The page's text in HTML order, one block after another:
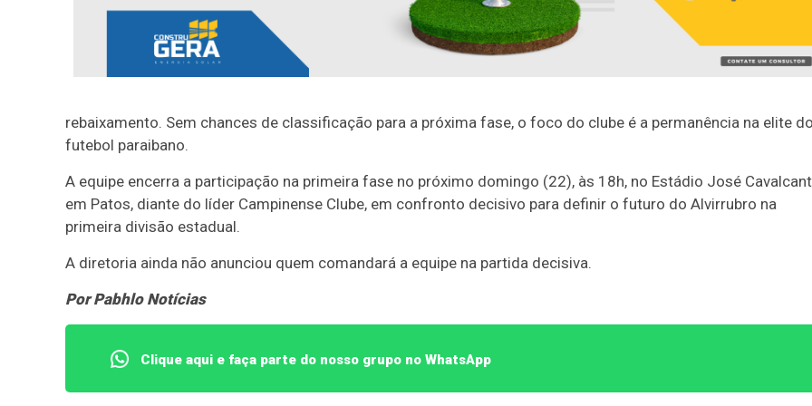
rebaixamento. Sem chances de classificação para a próxima fase, o foco do clube é a permanência na elite
futebol paraibano.
A equipe encerra a participação na primeira fase no próximo domingo (22), às 18h, no Estádio José
em Patos, diante do líder Campinense Clube, em confronto decisivo para definir o futuro do Alvirrubro na
primeira divisão estadual.
A diretoria ainda não anunciou quem comandará a equipe na partida decisiva.
Por Pabhlo Notícias
Clique aqui e faça parte do nosso grupo no WhatsApp